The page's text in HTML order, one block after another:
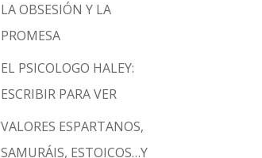
LA OBSESIÓN Y LA
PROMESA
EL PSICOLOGO HALEY:
ESCRIBIR PARA VER
VALORES ESPARTANOS,
SAMURÁIS, ESTOICOS…Y